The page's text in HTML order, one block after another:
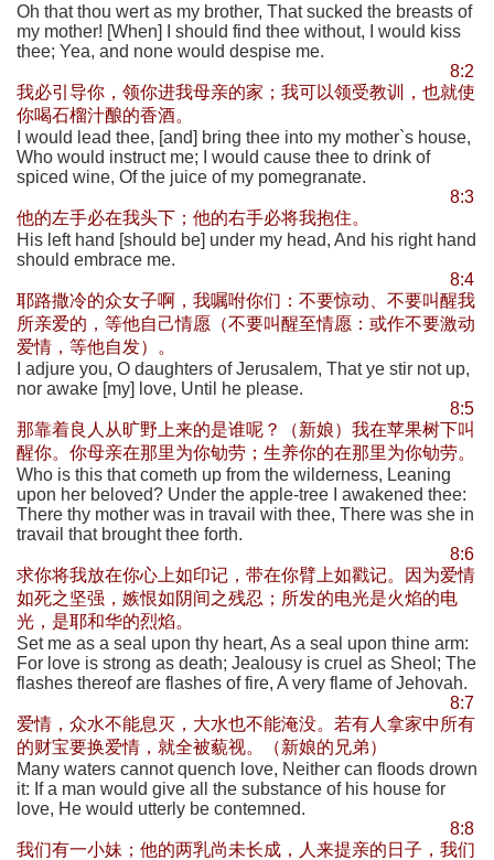
Oh that thou wert as my brother, That sucked the breasts of
my mother! [When] I should find thee without, I would kiss
thee; Yea, and none would despise me.
8:2
我必引导你，领你进我母亲的家；我可以领受教训，也就使
你喝石榴汁酿的香酒。
I would lead thee, [and] bring thee into my mother`s house,
Who would instruct me; I would cause thee to drink of
spiced wine, Of the juice of my pomegranate.
8:3
他的左手必在我头下；他的右手必将我抱住。
His left hand [should be] under my head, And his right hand
should embrace me.
8:4
耶路撒冷的众女子啊，我嘱咐你们：不要惊动、不要叫醒我
所亲爱的，等他自己情愿（不要叫醒至情愿：或作不要激动
爱情，等他自发）。
I adjure you, O daughters of Jerusalem, That ye stir not up,
nor awake [my] love, Until he please.
8:5
那靠着良人从旷野上来的是谁呢？（新娘）我在苹果树下叫
醒你。你母亲在那里为你劬劳；生养你的在那里为你劬劳。
Who is this that cometh up from the wilderness, Leaning
upon her beloved? Under the apple-tree I awakened thee:
There thy mother was in travail with thee, There was she in
travail that brought thee forth.
8:6
求你将我放在你心上如印记，带在你臂上如戳记。因为爱情
如死之坚强，嫉恨如阴间之残忍；所发的电光是火焰的电
光，是耶和华的烈焰。
Set me as a seal upon thy heart, As a seal upon thine arm:
For love is strong as death; Jealousy is cruel as Sheol; The
flashes thereof are flashes of fire, A very flame of Jehovah.
8:7
爱情，众水不能息灭，大水也不能淹没。若有人拿家中所有
的财宝要换爱情，就全被藐视。（新娘的兄弟）
Many waters cannot quench love, Neither can floods drown
it: If a man would give all the substance of his house for
love, He would utterly be contemned.
8:8
我们有一小妹；他的两乳尚未长成，人来提亲的日子，我们